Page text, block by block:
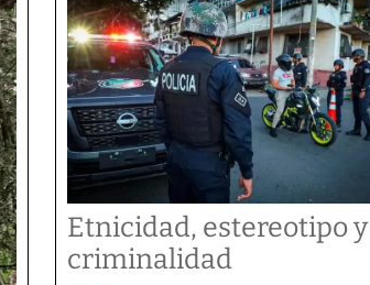
Etnicidad, estereotipo y
criminalidad